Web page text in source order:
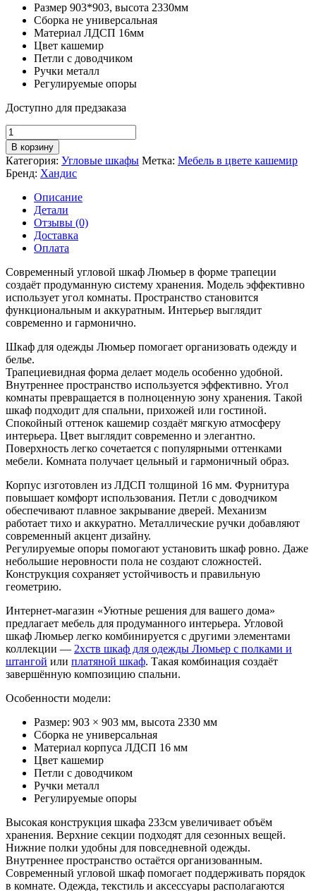
Размер 903*903, высота 2330мм
Сборка не универсальная
Материал ЛДСП 16мм
Цвет кашемир
Петли с доводчиком
Ручки металл
Регулируемые опоры
Доступно для предзаказа
Количество
товара
Шкаф
угловой
трапеция
Люмьер
Кашемир
90*90*233
В корзину
Категория: Угловые шкафы Метка: Мебель в цвете кашемир
Бренд: Хандис
Описание
Детали
Отзывы (0)
Доставка
Оплата
Современный угловой шкаф Люмьер в форме трапеции
создаёт продуманную систему хранения. Модель эффективно
использует угол комнаты. Пространство становится
функциональным и аккуратным. Интерьер выглядит
современно и гармонично.
Шкаф для одежды Люмьер помогает организовать одежду и
белье.
Трапециевидная форма делает модель особенно удобной.
Внутреннее пространство используется эффективно. Угол
комнаты превращается в полноценную зону хранения. Такой
шкаф подходит для спальни, прихожей или гостиной.
Спокойный оттенок кашемир создаёт мягкую атмосферу
интерьера. Цвет выглядит современно и элегантно.
Поверхность легко сочетается с популярными оттенками
мебели. Комната получает цельный и гармоничный образ.
Корпус изготовлен из ЛДСП толщиной 16 мм. Фурнитура
повышает комфорт использования. Петли с доводчиком
обеспечивают плавное закрывание дверей. Механизм
работает тихо и аккуратно. Металлические ручки добавляют
современный акцент дизайну.
Регулируемые опоры помогают установить шкаф ровно. Даже
небольшие неровности пола не создают сложностей.
Конструкция сохраняет устойчивость и правильную
геометрию.
Интернет-магазин «Уютные решения для вашего дома»
предлагает мебель для продуманного интерьера. Угловой
шкаф Люмьер легко комбинируется с другими элементами
коллекции — 2хств шкаф для одежды Люмьер с полками и
штангой или платяной шкаф. Такая комбинация создаёт
завершённую композицию спальни.
Особенности модели:
Размер: 903 × 903 мм, высота 2330 мм
Сборка не универсальная
Материал корпуса ЛДСП 16 мм
Цвет кашемир
Петли с доводчиком
Ручки металл
Регулируемые опоры
Высокая конструкция шкафа 233см увеличивает объём
хранения. Верхние секции подходят для сезонных вещей.
Нижние полки удобны для повседневной одежды.
Внутреннее пространство остаётся организованным.
Современный угловой шкаф помогает поддерживать порядок
в комнате. Одежда, текстиль и аксессуары располагаются